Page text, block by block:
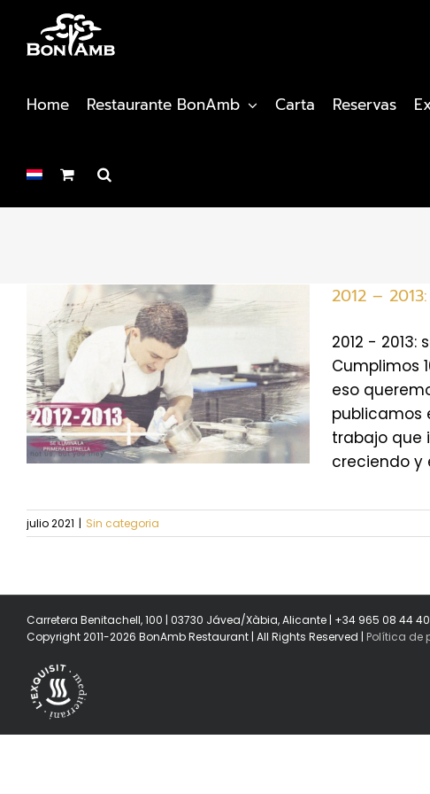
contenido
Home Restaurante BonAmb Carta Reservas
2012 –
2012 -
Cumplimos
eso
publicamos
trabajo que
creciendo y
julio 2021 | Sin categoria
Carretera Benitachell, 100 | 03730 Jávea/Xàbia, Alicante | +34 965 08 44 40
Copyright 2011-2026 BonAmb Restaurant | All Rights Reserved | Política de